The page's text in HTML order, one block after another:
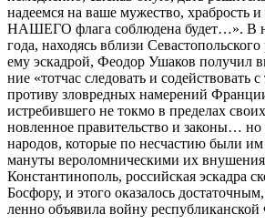
на­де­ем­ся на ва­ше му­же­ство, храб­рость и
НАШЕГО фла­га со­блю­де­на бу­дет…». В
го­да, на­хо­дясь вбли­зи
ему эс­кад­рой, Фе­о­дор Уша­ков по­лу­чил
ние «тот­час сле­до­вать и со­дей­ство­вать
про­ти­ву зло­вред­ных на­ме­ре­ний
ис­тре­бив­ше­го не ток­мо в пре­де­лах
нов­лен­ное пра­ви­тель­ство и за­ко­ны… но
на­ро­дов, ко­то­рые по несча­стию бы­ли
ма­ну­ты ве­ро­лом­ни­че­ски­ми их
Кон­стан­ти­но­поль, рос­сий­ская эс­кад­ра
Бос­фо­ру, и это­го ока­за­лось
лен­но объ­яви­ла вой­ну